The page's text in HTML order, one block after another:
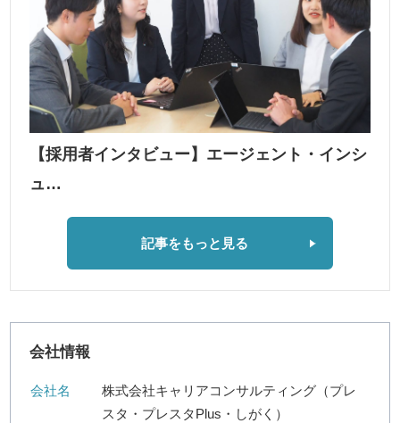
【採用者インタビュー】エージェント・インシ
ュ…
記事をもっと見る
会社情報
会社名
株式会社キャリアコンサルティング（プレ
スタ・プレスタPlus・しがく）